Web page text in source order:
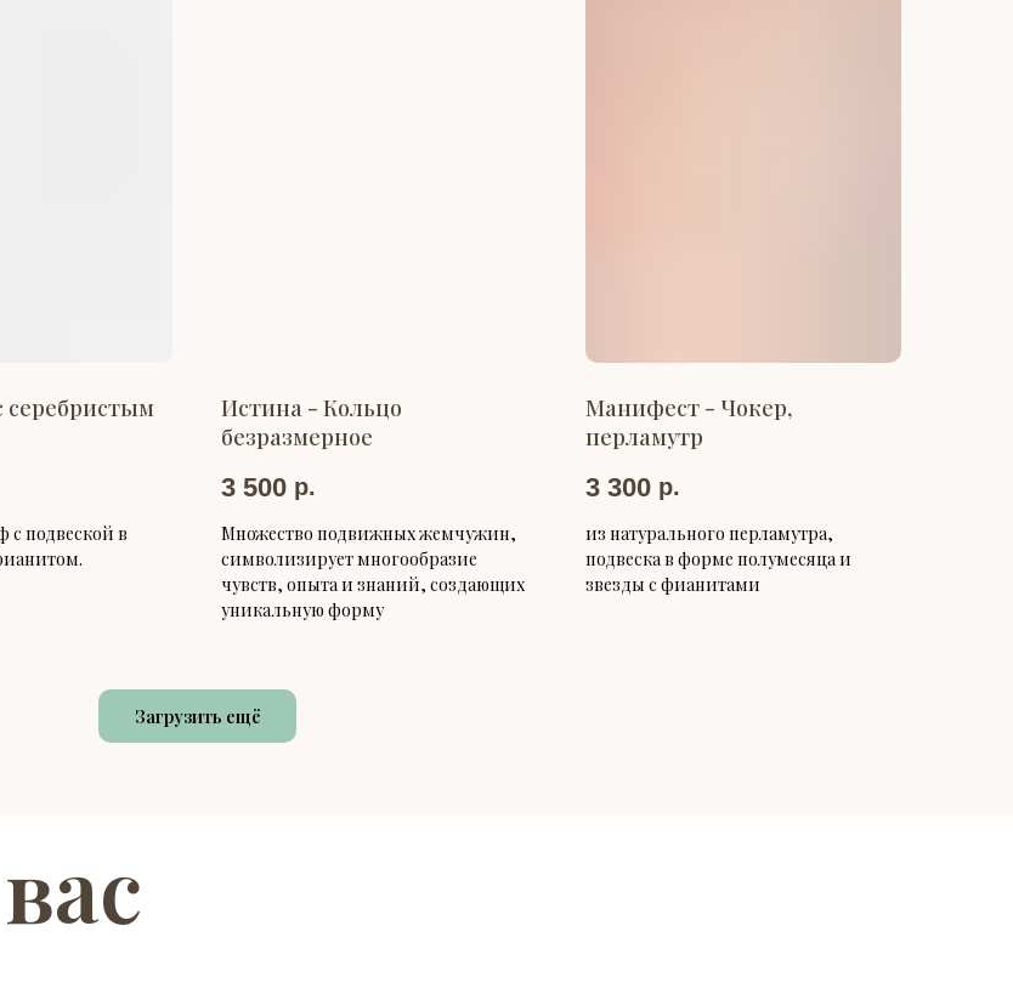
серебристым
подвеской в
Истина - Кольцо
безразмерное
3 500 р.
Множество подвижных жемчужин,
символизирует многообразие
чувств, опыта и знаний, создающих
уникальную форму
Манифест - Чокер,
перламутр
3 300 р.
из натурального перламутра,
подвеска в форме полумесяца и
звезды с фианитами
Загрузить ещё